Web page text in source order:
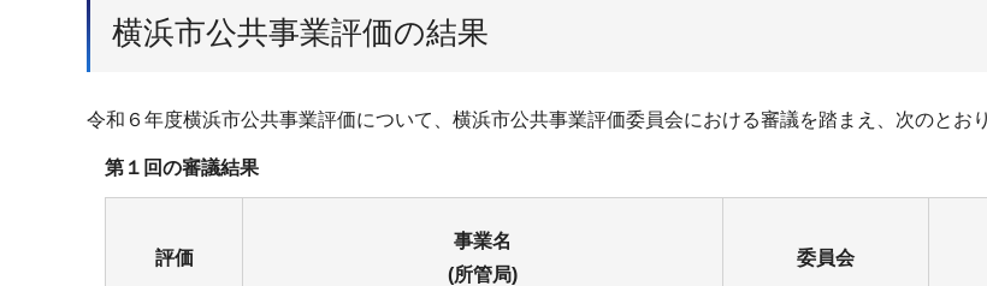
横浜市公共事業評価の結果
令和６年度横浜市公共事業評価について、横浜市公共事業評価委員会における審議を踏まえ、次のとお
第１回の審議結果
評価
事業名
(所管局)
委員会